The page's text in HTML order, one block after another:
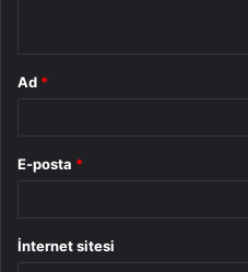
Ad *
E-posta *
İnternet sitesi